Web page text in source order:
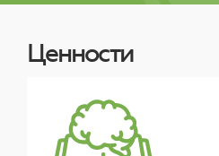
Ценности